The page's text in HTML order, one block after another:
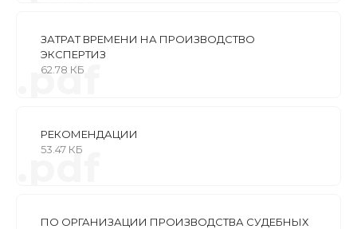
ЗАТРАТ ВРЕМЕНИ НА ПРОИЗВОДСТВО
ЭКСПЕРТИЗ
62.78 КБ
.pdf
РЕКОМЕНДАЦИИ
53.47 КБ
.pdf
ПО ОРГАНИЗАЦИИ ПРОИЗВОДСТВА СУДЕБНЫХ